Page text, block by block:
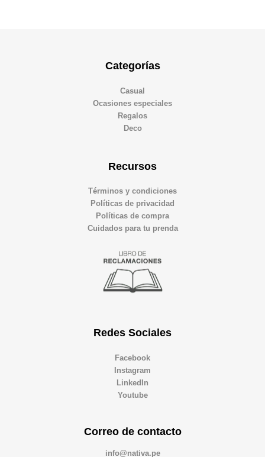
Categorías
Casual
Ocasiones especiales
Regalos
Deco
Recursos
Términos y condiciones
Políticas de privacidad
Políticas de compra
Cuidados para tu prenda
Redes Sociales
Facebook
Instagram
LinkedIn
Youtube
Correo de contacto
info@nativa.pe